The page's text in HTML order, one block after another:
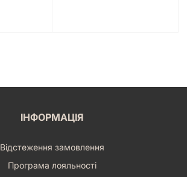
ІНФОРМАЦІЯ
Відстеження замовлення
Програма лояльності